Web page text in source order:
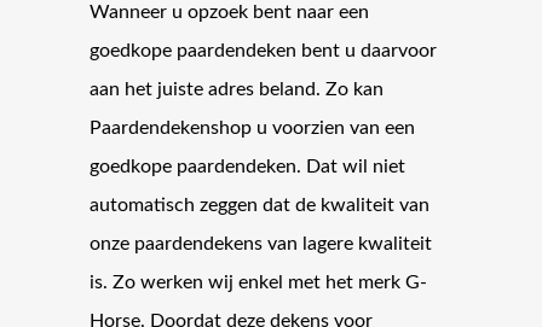
Wanneer u opzoek bent naar een
goedkope paardendeken bent u daarvoor
aan het juiste adres beland. Zo kan
Paardendekenshop u voorzien van een
goedkope paardendeken. Dat wil niet
automatisch zeggen dat de kwaliteit van
onze paardendekens van lagere kwaliteit
is. Zo werken wij enkel met het merk G-
Horse. Doordat deze dekens voor